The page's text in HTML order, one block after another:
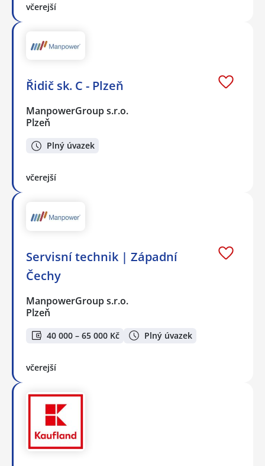
včerejší
Řidič sk. C - Plzeň
ManpowerGroup s.r.o.
Plzeň
Plný úvazek
včerejší
Servisní technik | Západní
Čechy
ManpowerGroup s.r.o.
Plzeň
40 000 – 65 000 Kč Plný úvazek
včerejší